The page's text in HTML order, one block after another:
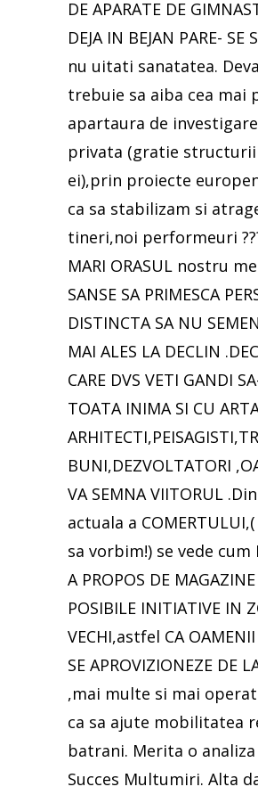
DE APARATE DE
DEJA IN BEJAN PARE- SE
nu uitati sanatatea.
trebuie sa aiba cea mai
apartaura de
privata (gratie
ei),prin proiecte
ca sa stabilizam si
tineri,noi performeuri
MARI ORASUL nostru
SANSE SA PRIMESCA
DISTINCTA SA NU
MAI ALES LA DECLIN
CARE DVS VETI GANDI
TOATA INIMA SI CU
BUNI,DEZVOLTATORI
VA SEMNA VIITORUL
actuala a
sa vorbim!) se vede cum
A PROPOS DE
POSIBILE INITIATIVE IN
VECHI,astfel CA OAMENII
SE APROVIZIONEZE DE
,mai multe si mai
ca sa ajute mobilitatea
batrani. Merita o analiza
Succes Multumiri. Alta